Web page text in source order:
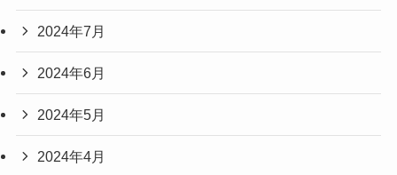
2024年7月
2024年6月
2024年5月
2024年4月